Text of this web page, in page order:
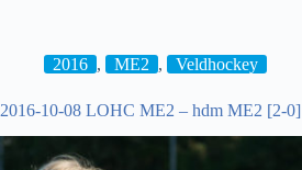
[1-
2]
2016 , ME2 , Veldhockey
2016-10-08 LOHC ME2 – hdm ME2 [2-0]